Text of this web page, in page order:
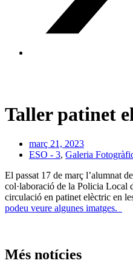
Taller patinet
març 21, 2023
ESO - 3, Galeria
El passat 17 de març l’alumnat
col·laboració de la Policia Local
circulació en patinet elèctric en
podeu veure algunes imatges.
Més notícies